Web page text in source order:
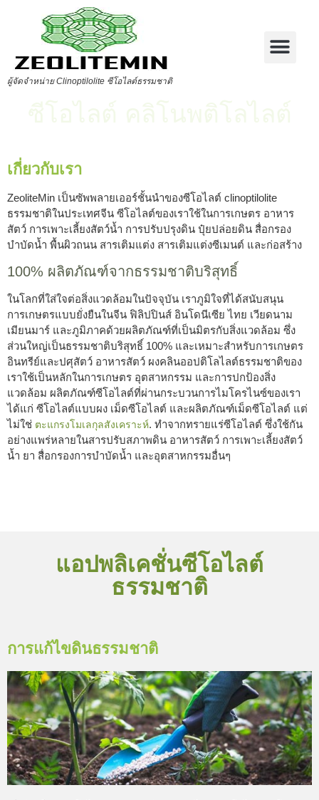
ผู้จัดจำหน่าย Clinoptilolite ซีโอไลต์ธรรมชาติ
เกี่ยวกับเรา
ZeoliteMin เป็นซัพพลายเออร์ชั้นนำของซีโอไลต์ clinoptilolite
ธรรมชาติในประเทศจีน ซีโอไลต์ของเราใช้ในการเกษตร อาหาร
สัตว์ การเพาะเลี้ยงสัตว์น้ำ การปรับปรุงดิน ปุ๋ยปล่อยดิน สื่อกรอง
บำบัดน้ำ พื้นผิวถนน สารเติมแต่ง สารเติมแต่งซีเมนต์ และก่อสร้าง
100% ผลิตภัณฑ์จากธรรมชาติบริสุทธิ์
ในโลกที่ใส่ใจต่อสิ่งแวดล้อมในปัจจุบัน เราภูมิใจที่ได้สนับสนุน
การเกษตรแบบยั่งยืนในจีน ฟิลิปปินส์ อินโดนีเซีย ไทย เวียดนาม
เมียนมาร์ และภูมิภาคด้วยผลิตภัณฑ์ที่เป็นมิตรกับสิ่งแวดล้อม ซึ่ง
ส่วนใหญ่เป็นธรรมชาติบริสุทธิ์ 100% และเหมาะสำหรับการเกษตร
อินทรีย์และปศุสัตว์ อาหารสัตว์ ผงคลินออปติโลไลต์ธรรมชาติของ
เราใช้เป็นหลักในการเกษตร อุตสาหกรรม และการปกป้องสิ่ง
แวดล้อม ผลิตภัณฑ์ซีโอไลต์ที่ผ่านกระบวนการไมโครไนซ์ของเรา
ได้แก่ ซีโอไลต์แบบผง เม็ดซีโอไลต์ และผลิตภัณฑ์เม็ดซีโอไลต์ แต่
ไม่ใช่ ตะแกรงโมเลกุลสังเคราะห์. ทำจากทรายแร่ซีโอไลต์ ซึ่งใช้กัน
อย่างแพร่หลายในสารปรับสภาพดิน อาหารสัตว์ การเพาะเลี้ยงสัตว์
น้ำ ยา สื่อกรองการบำบัดน้ำ และอุตสาหกรรมอื่นๆ
แอปพลิเคชั่นซีโอไลต์
ธรรมชาติ
การแก้ไขดินธรรมชาติ